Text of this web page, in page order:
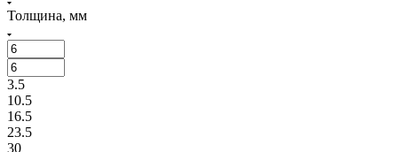
Толщина, мм
3.5
10.5
16.5
23.5
30